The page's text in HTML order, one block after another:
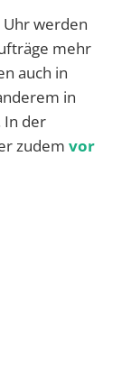
werden
mehr
auch in
in
In der
zudem vor